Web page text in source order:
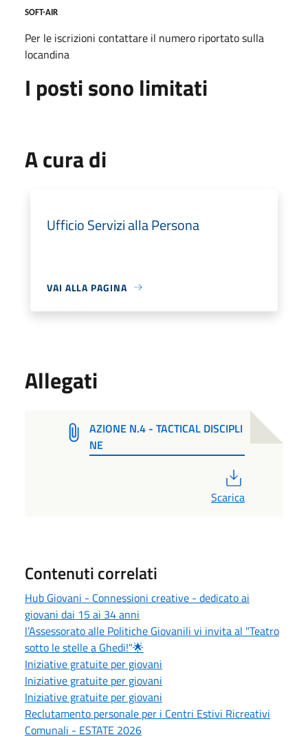
SOFT-AIR
Per le iscrizioni contattare il numero riportato sulla
locandina
I posti sono limitati
A cura di
Ufficio Servizi alla Persona
VAI ALLA PAGINA
Allegati
AZIONE N.4 - TACTICAL DISCIPLI
NE
Scarica
Contenuti correlati
Hub Giovani - Connessioni creative - dedicato ai
giovani dai 15 ai 34 anni
l’Assessorato alle Politiche Giovanili vi invita al "Teatro
sotto le stelle a Ghedi!"🌟
Iniziative gratuite per giovani
Iniziative gratuite per giovani
Iniziative gratuite per giovani
Reclutamento personale per i Centri Estivi Ricreativi
Comunali - ESTATE 2026